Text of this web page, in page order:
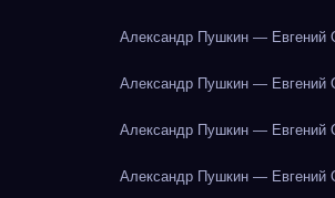
Александр Пушкин — Евгений
Александр Пушкин — Евгений
Александр Пушкин — Евгений
Александр Пушкин — Евгений